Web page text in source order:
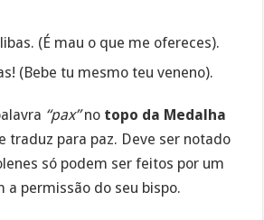
(É mau o que me ofereces).
(Bebe tu mesmo teu veneno).
“pax”no topo da Medalha
traduz para paz. Deve ser notado
só podem ser feitos por um
a permissão do seu bispo.